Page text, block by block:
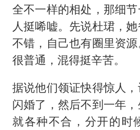
“空调24
粉笔教育
全不一样的相处，那细
人挺唏嘘。先说杜珺，
不错，自己也有圈里资源
很普通，混得挺辛苦。
据说他们领证快得惊人
闪婚了，然后不到一年
就各种不合，分开的时